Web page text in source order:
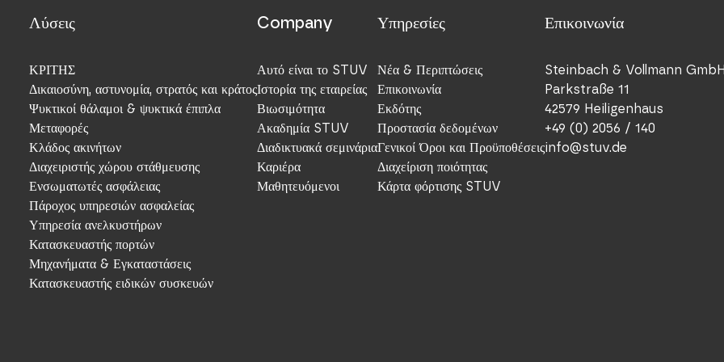
Λύσεις
ΚΡΙΤΗΣ
Δικαιοσύνη, αστυνομία, στρατός και κράτος
Ψυκτικοί θάλαμοι & ψυκτικά έπιπλα
Μεταφορές
Κλάδος ακινήτων
Διαχειριστής χώρου στάθμευσης
Ενσωματωτές ασφάλειας
Πάροχος υπηρεσιών ασφαλείας
Υπηρεσία ανελκυστήρων
Κατασκευαστής πορτών
Μηχανήματα & Εγκαταστάσεις
Κατασκευαστής ειδικών συσκευών
Company
Αυτό είναι το STUV
Ιστορία της εταιρείας
Βιωσιμότητα
Ακαδημία STUV
Διαδικτυακά σεμινάρια
Καριέρα
Μαθητευόμενοι
Υπηρεσίες
Νέα & Περιπτώσεις
Επικοινωνία
Εκδότης
Προστασία δεδομένων
Γενικοί Όροι και Προϋποθέσεις
Διαχείριση ποιότητας
Κάρτα φόρτισης STUV
Επικοινωνία
Steinbach & Vollmann
Parkstraße 11
42579 Heiligenhaus
+49 (0) 2056 / 140
info@stuv.de